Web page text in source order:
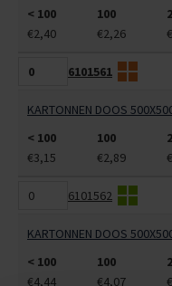
< 100
100
€2,40
€2,26
6101561
KARTONNEN DOOS
< 100
100
€3,15
€2,89
6101562
KARTONNEN DOOS
< 100
100
€4,44
€4,07